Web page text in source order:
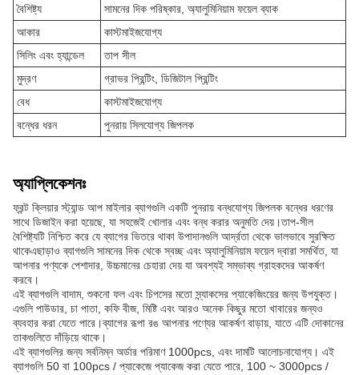
বৈশিষ্ট্য
সামনের দিক পরিষ্কার, অ্যালুমিনিয়াম ফয়েল ব্যাক
আকার
কাস্টমাইজযোগ্য
সিলিং এবং হ্যান্ডেল
তাপ সীল
মুদ্রণ
গ্রাভর প্রিন্টিং, ডিজিটাল প্রিন্টিং
বেধ
কাস্টমাইজযোগ্য
বন্ধের ধরন
পুনরায় সিলযোগ্য জিপলক
অ্যাপ্লিকেশনঃ
ফ্রন্ট ক্লিয়ার স্ট্যান্ড আপ মাইলার ব্যাগগুলি একটি পুনরায় বন্ধযোগ্য জিপলক বন্ধের ধরণের
সাথে ডিজাইন করা হয়েছে, যা সহজেই খোলার এবং বন্ধ করার অনুমতি দেয়।তাপ-সীল
বৈশিষ্ট্যটি নিশ্চিত করে যে ব্যাগের ভিতরে থাকা উপাদানগুলি আর্দ্রতা থেকে ভালভাবে সুরক্ষিত
থাকেএছাড়াও ব্যাগগুলি সামনের দিক থেকে স্বচ্ছ এবং অ্যালুমিনিয়াম ফয়েল দ্বারা সমর্থিত, যা
আপনার পণ্যকে পেশাদার, উচ্চমানের চেহারা দেয় যা অবশ্যই সম্ভাব্য গ্রাহকদের আকর্ষণ
করবে।
এই ব্যাগগুলি বাদাম, শুকনো ফল এবং চিপসের মতো স্ন্যাকসের প্যাকেজিংয়ের জন্য উপযুক্ত।
এগুলি পাউডার, চা পাতা, কফি বীজ, মিষ্টি এবং আরও অনেক কিছুর মতো খাবারের জন্যও
ব্যবহার করা যেতে পারে।ব্যাগের রূপা রঙ আপনার পণ্যের আকর্ষণ বাড়ায়, যাতে এটি দোকানের
তাকগুলিতে দাঁড়িয়ে থাকে।
এই ব্যাগগুলির জন্য সর্বনিম্ন অর্ডার পরিমাণ 1000pcs, এবং দামটি আলোচনাযোগ্য। এই
ব্যাগগুলি 50 বা 100pcs / প্যাকেজে প্যাকেজ করা যেতে পারে, 100 ~ 3000pcs /